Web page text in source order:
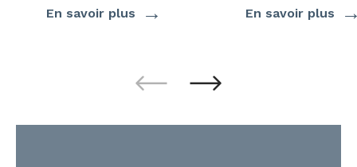
En savoir plus → En savoir plus